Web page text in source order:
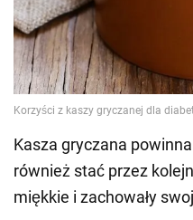
Kasza gryczana
również stać przez
miękkie i zachowały